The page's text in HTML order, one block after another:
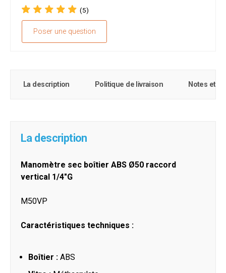
(5)
Poser une question
La description Politique de livraison Notes et
La description
Manomètre sec boîtier ABS Ø50 raccord
vertical 1/4"G
M50VP
Caractéristiques techniques :
Boîtier : ABS